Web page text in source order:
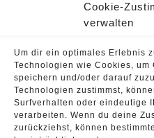
Cookie-
verwalten
Um dir ein optimales Erlebnis
Technologien wie Cookies, um
speichern und/oder darauf
Technologien zustimmst,
Surfverhalten oder eindeutige
verarbeiten. Wenn du deine
zurückziehst, können